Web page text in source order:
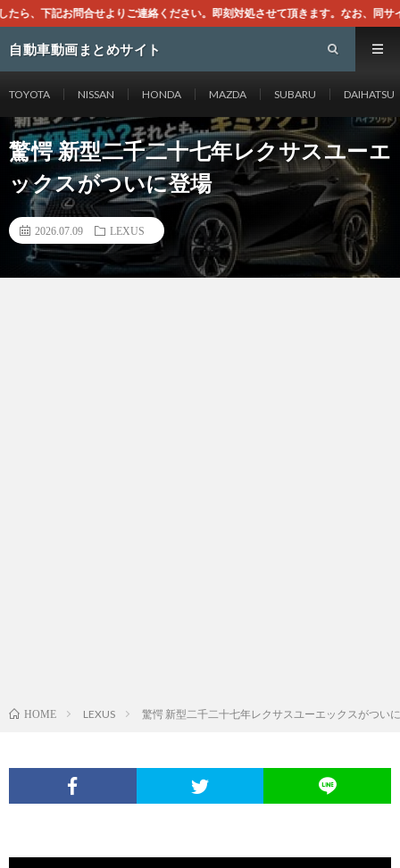
い。即刻対処させて頂きます。なお、同サイトはGoogleアドセンスによる広
自動車動画まとめサイト
TOYOTA NISSAN HONDA MAZDA SUBARU DAIHATSU
驚愕 新型二千二十七年レクサスユーエ
ックスがついに登場
2026.07.09 LEXUS
HOME LEXUS 驚愕 新型二千二十七年レクサスユーエックスがつい